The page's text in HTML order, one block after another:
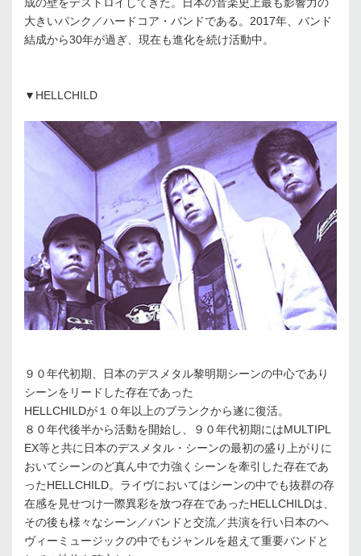
成の壁をデストロイしてきた。日本の音楽史上最も影響力の
大きいパンク／ハードコア・バンドである。2017年、バンド
結成から30年が過ぎ、現在も進化を続け活動中。
▼HELLCHILD
９０年代初期、日本のデスメタル黎明期シーンの中心であり
シーンをリードした存在であった
HELLCHILDが１０年以上のブランクから遂に復活。
８０年代後半から活動を開始し、９０年代初期にはMULTIPL
EX等と共に日本のデスメタル・シーンの最初の盛り上がりに
おいてシーンのど真ん中で力強くシーンを牽引した存在であ
ったHELLCHILD。ライヴにおいてはシーンの中でも抜群の存
在感を見せつけ一際異彩を放つ存在であったHELLCHILDは、
その後も様々なシーン／バンドと交流／共演を行い日本のヘ
ヴィーミュージックの中でもジャンルを超えて重要バンドと